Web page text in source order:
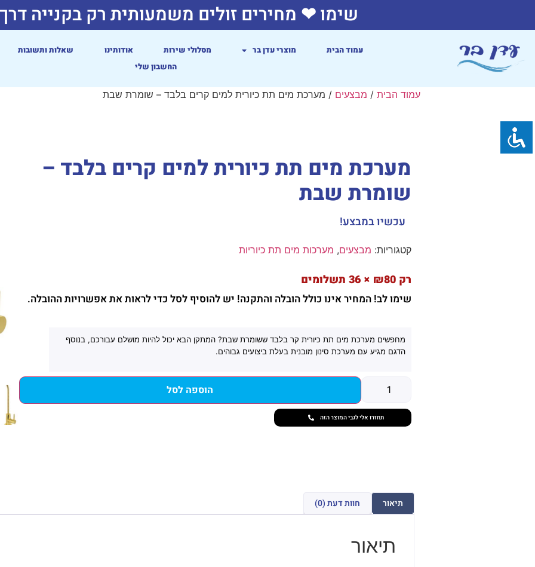
שימו ❤ מחירים זולים משמעותית רק בקנייה
עמוד הבית מוצרי עדן בר מסלולי שירות אודותינו
שאלות ותשובות
החשבון שלי
עמוד הבית / מבצעים / מערכת מים תת כיורית למים קרים בלבד – שומרת שבת
מערכת מים תת כיורית למים קרים בלבד –
שומרת שבת
עכשיו במבצע!
קטגוריות: מבצעים, מערכות מים תת כיוריות
רק ₪80 × 36 תשלומים
שימו לב! המחיר אינו כולל הובלה והתקנה! יש להוסיף לסל כדי לראות את אפשרויות ההובלה.
מחפשים מערכת מים תת כיורית קר בלבד ששומרת שבת? המתקן הבא יכול להיות מושלם עבורכם, בנוסף
הדגם מגיע עם מערכת סינון מובנית בעלת ביצועים גבוהים.
הוספה לסל
תחזרו אלי לגבי המוצר הזה
תיאור חוות דעת (0)
תיאור